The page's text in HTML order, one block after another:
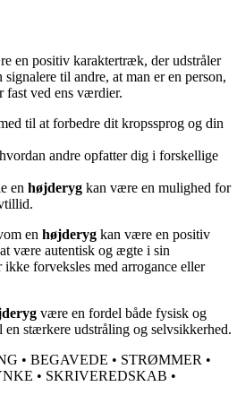
en positiv karaktertræk, der udstråler
til andre, at man er en person,
fast ved ens værdier.
til at forbedre dit kropssprog og din
andre opfatter dig i forskellige
en højderyg kan være en mulighed for
en højderyg kan være en positiv
være autentisk og ægte i sin
ikke forveksles med arrogance eller
være en fordel både fysisk og
en stærkere udstråling og selvsikkerhed.
• BEGAVEDE • STRØMMER •
• SKRIVEREDSKAB •